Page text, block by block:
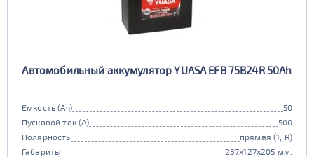
Автомобильный аккумулятор YUASA EFB 75B24R 50Ah
Емкость (Ач)
50
Пусковой ток (А)
500
Полярность
прямая (1, R)
Габариты
237x127x205 мм.